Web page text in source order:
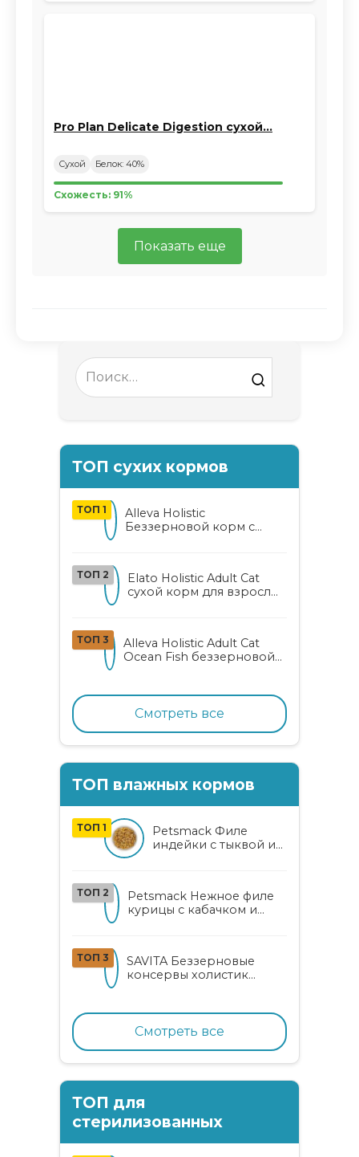
Pro Plan Delicate Digestion сухой…
Сухой Белок: 40%
Схожесть: 91%
Показать еще
Search
for:
ТОП сухих кормов
ТОП 1
Alleva Holistic
Беззерновой корм с
ТОП 2
Elato Holistic Adult Cat
сухой корм для взрослых
ТОП 3
Alleva Holistic Adult Cat
Ocean Fish беззерновой
рыбой, коноплей и алоэ
вера
Смотреть все
ТОП влажных кормов
ТОП 1
Petsmack Филе
индейки с тыквой и
ТОП 2
Petsmack Нежное филе
курицы с кабачком и
ТОП 3
SAVITA Беззерновые
консервы холистик
Смотреть все
ТОП для
стерилизованных